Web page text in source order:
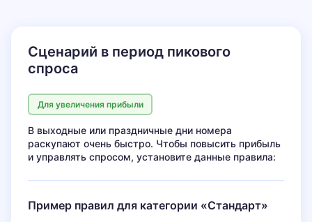
Сценарий в период пикового
спроса
Для увеличения прибыли
В выходные или праздничные дни номера
раскупают очень быстро. Чтобы повысить прибыль
и управлять спросом, установите данные правила:
Пример правил для категории «Стандарт»